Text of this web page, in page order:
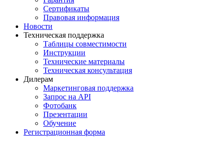
Сертификаты
Правовая информация
Новости
Техническая поддержка
Таблицы совместимости
Инструкции
Технические материалы
Техническая консультация
Дилерам
Маркетинговая поддержка
Запрос на API
Фотобанк
Презентации
Обучение
Регистрационная форма